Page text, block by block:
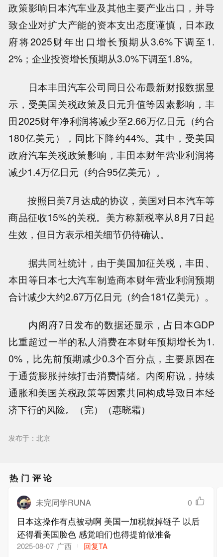
政策影响日本汽车业及其他主要产业出口，并导
致企业对扩大产能的资本支出态度谨慎，日本政
府将2025财年出口增长预期从3.6%下调至1.
2%；企业投资增长预期从3.0%下调至1.8%。
日本丰田汽车公司同日公布最新财报数据显
示，受美国关税政策及日元升值等因素影响，丰
田2025财年净利润将减少至2.66万亿日元（约合
180亿美元），同比下降约44%。其中，受美国
政府汽车关税政策影响，丰田本财年营业利润将
减少1.4万亿日元（约合95亿美元）。
按照日美7月达成的协议，美国对日本汽车等
商品征收15%的关税。美方称新税率从8月7日起
生效，但日方表示相关细节仍待确认。
据共同社统计，由于美国加征关税，丰田、
本田等日本七大汽车制造商本财年营业利润预期
合计减少大约2.67万亿日元（约合181亿美元）。
内阁府7日发布的数据还显示，占日本GDP
比重超过一半的私人消费在本财年预期增长为1.
0%，比先前预期减少0.3个百分点，主要原因在
于通货膨胀持续打击消费情绪。内阁府说，持续
通胀和美国关税政策等因素共同构成导致日本经
济下行的风险。（完）（惠晓霜）
发布于：北京
热门评论
未完同学RUNA 0
日本这操作有点被动啊 美国一加税就掉链子 以后
还得看美国脸色 感觉咱们也得提前做准备
2025-08-07 广西 回复TA